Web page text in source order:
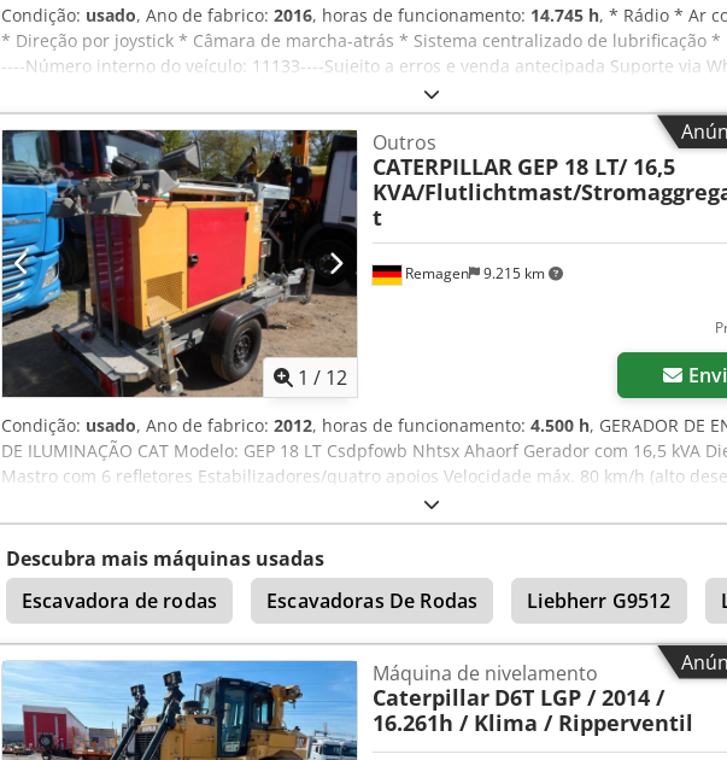
Condição: usado, Ano de fabrico: 2016, horas de funcionamento: 14.745 h, * Rádio * Ar
* Direção por joystick * Câmara de marcha-atrás * Sistema centralizado de lubrificação *
----Número interno do veículo: 11133----Sujeito a erros e venda antecipada Suporte via
disponível! Credpfx Ahexchqmjaof Para dúvidas sobre o veículo ou mais informações,
mensagem pelo WhatsApp. WhatsApp alemão, inglês -- WhatsApp alemão, inglês, árabe
1 / 12
Remagen 9.215 km
Outros
CATERPILLAR GEP 18 LT/ 16,5
KVA/Flutlichtmast/
t
Condição: usado, Ano de fabrico: 2012, horas de funcionamento: 4.500 h, GERADOR DE
DE ILUMINAÇÃO CAT Modelo: GEP 18 LT Csdpfowb Nhtsx Ahaorf Gerador com 16,5 kVA
Mastro com 6 refletores Estabilizadores/quatro apoios Velocidade máx. 80 km/h (alto
galvanizado a fogo Timon regulável em altura Cabeça esférica e engate tipo colher etc...
Descubra mais máquinas usadas
Escavadora de rodas
Escavadoras De Rodas Liebherr G9512
Máquina de nivelamento
Caterpillar D6T LGP / 2014 /
16.261h / Klima / Ripperventil